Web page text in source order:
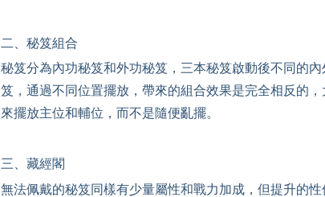
二、 秘笈組合
秘笈分為內功秘笈和外功秘笈，三本秘笈啟動後不同的
笈，通過不同位置擺放，帶來的組合效果是完全相反的
來擺放主位和輔位，而不是隨便亂擺。
三、 藏經閣
無法佩戴的秘笈同樣有少量屬性和戰力加成， 但提升的性